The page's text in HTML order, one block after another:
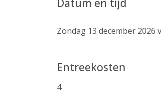
Zondag 13 december 2026
Entreekosten
4